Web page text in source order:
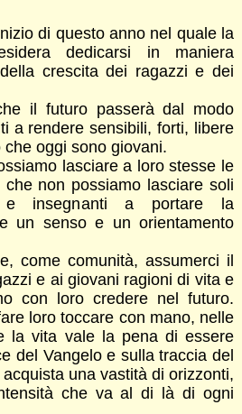
di questo anno nel quale la
dedicarsi in maniera
crescita dei ragazzi e dei
il futuro passerà dal modo
a rendere sensibili, forti, libere
oggi sono giovani.
lasciare a loro stesse le
non possiamo lasciare soli
e insegnanti a portare la
un senso e un orientamento
come comunità, assumerci il
e ai giovani ragioni di vita e
con loro credere nel futuro.
loro toccare con mano, nelle
la vita vale la pena di essere
del Vangelo e sulla traccia del
una vastità di orizzonti,
che va al di là di ogni